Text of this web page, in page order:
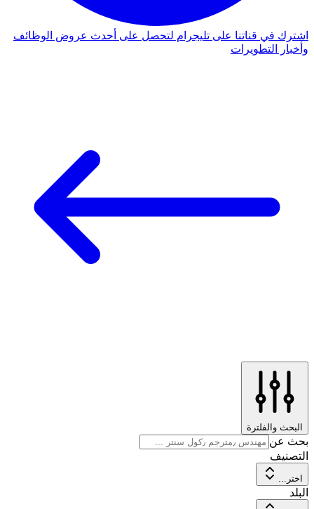
اشترك في قناتنا على تليجرام لتحصل على أحدث عروض الوظائف
وأخبار التطويرات
البحث والفلترة
بحث عن
التصنيف
اختر...
البلد